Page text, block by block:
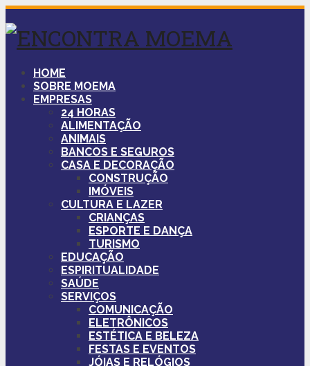
HOME
SOBRE MOEMA
EMPRESAS
24 HORAS
ALIMENTAÇÃO
ANIMAIS
BANCOS E SEGUROS
CASA E DECORAÇÃO
CONSTRUÇÃO
IMÓVEIS
CULTURA E LAZER
CRIANÇAS
ESPORTE E DANÇA
TURISMO
EDUCAÇÃO
ESPIRITUALIDADE
SAÚDE
SERVIÇOS
COMUNICAÇÃO
ELETRÔNICOS
ESTÉTICA E BELEZA
FESTAS E EVENTOS
JÓIAS E RELÓGIOS